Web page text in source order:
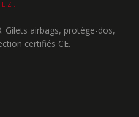
Gilets airbags, protège-dos,
certifiés CE.